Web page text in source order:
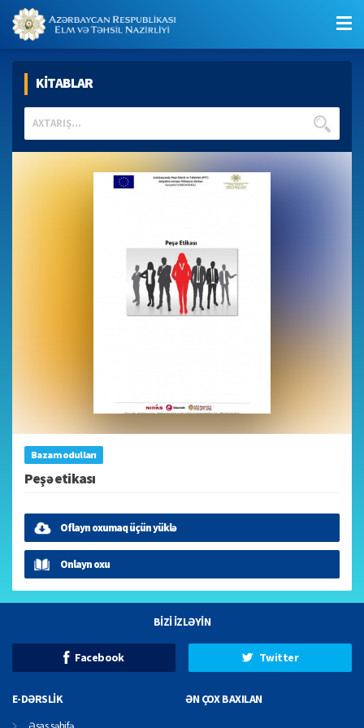
KİTABLAR
Baza modulları
Peşə etikası
Oflayn oxumaq üçün yüklə
Onlayn oxu
BİZİ İZLƏYİN
Facebook Twitter
E-DƏRSLİK ƏN ÇOX BAXILAN